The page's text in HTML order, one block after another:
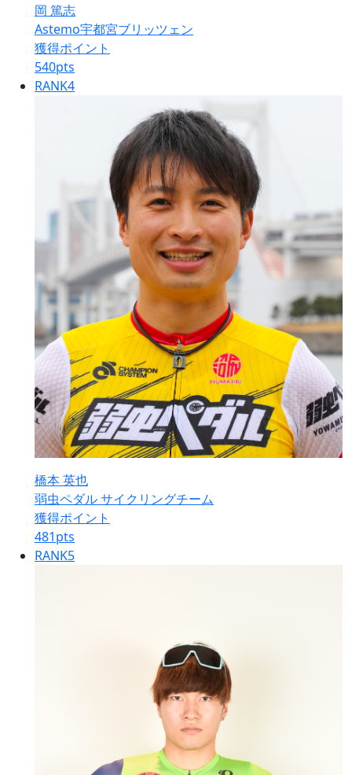
岡 篤志
Astemo宇都宮ブリッツェン
獲得ポイント
540pts
RANK4
橋本 英也
弱虫ペダル サイクリングチーム
獲得ポイント
481pts
RANK5